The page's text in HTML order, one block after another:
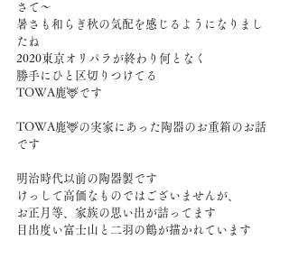
さて〜
暑さも和らぎ秋の気配を感じるようになりまし
たね
2020東京オリパラが終わり何となく
勝手にひと区切りつけてる
TOWA鹿🦌です
TOWA鹿🦌の実家にあった陶器のお重箱のお話
です
明治時代以前の陶器製です
けっして高価なものではございませんが、
お正月等、家族の思い出が詰ってます
目出度い富士山と二羽の鶴が描かれています